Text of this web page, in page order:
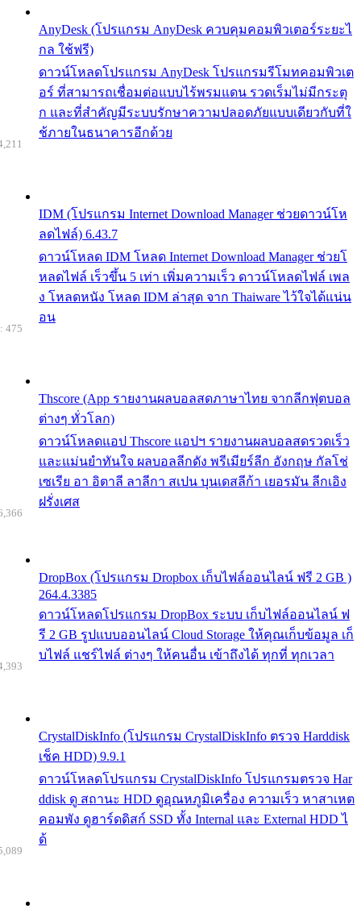
AnyDesk (โปรแกรม AnyDesk ควบคุมคอมพิวเตอร์ระยะไ
กล ใช้ฟรี)
ดาวน์โหลดโปรแกรม AnyDesk โปรแกรมรีโมทคอมพิวเต
อร์ ที่สามารถเชื่อมต่อแบบไร้พรมแดน รวดเร็มไม่มีกระตุ
ก และที่สำคัญมีระบบรักษาความปลอดภัยแบบเดียวกับที่ใ
ช้ภายในธนาคารอีกด้วย
IDM (โปรแกรม Internet Download Manager ช่วยดาวน์โห
ลดไฟล์) 6.43.7
ดาวน์โหลด IDM โหลด Internet Download Manager ช่วยโ
หลดไฟล์ เร็วขึ้น 5 เท่า เพิ่มความเร็ว ดาวน์โหลดไฟล์ เพล
ง โหลดหนัง โหลด IDM ล่าสุด จาก Thaiware ไว้ใจได้แน่น
อน
Thscore (App รายงานผลบอลสดภาษาไทย จากลีกฟุตบอล
ต่างๆ ทั่วโลก)
ดาวน์โหลดแอป Thscore แอปฯ รายงานผลบอลสดรวดเร็ว
และแม่นยำทันใจ ผลบอลลีกดัง พรีเมียร์ลีก อังกฤษ กัลโช่
เซเรีย อา อิตาลี ลาลีกา สเปน บุนเดสลีก้า เยอรมัน ลีกเอิง
ฝรั่งเศส
475
DropBox (โปรแกรม Dropbox เก็บไฟล์ออนไลน์ ฟรี 2 GB )
264.4.3385
ดาวน์โหลดโปรแกรม DropBox ระบบ เก็บไฟล์ออนไลน์ ฟ
รี 2 GB รูปแบบออนไลน์ Cloud Storage ให้คุณเก็บข้อมูล เก็
บไฟล์ แชร์ไฟล์ ต่างๆ ให้คนอื่น เข้าถึงได้ ทุกที่ ทุกเวลา
CrystalDiskInfo (โปรแกรม CrystalDiskInfo ตรวจ Harddisk
เช็ค HDD) 9.9.1
ดาวน์โหลดโปรแกรม CrystalDiskInfo โปรแกรมตรวจ Har
ddisk ดู สถานะ HDD ดูอุณหภูมิเครื่อง ความเร็ว หาสาเหต
คอมพัง ดูฮาร์ดดิสก์ SSD ทั้ง Internal และ External HDD ไ
ด้